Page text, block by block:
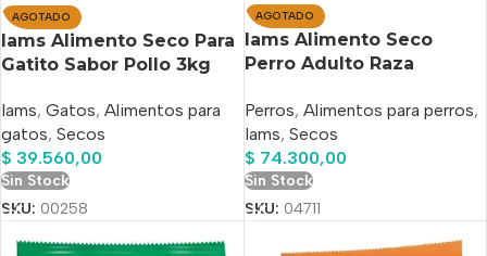
AGOTADO
Iams Alimento Seco Para
Gatito Sabor Pollo 3kg
Iams, Gatos, Alimentos para
gatos, Secos
$ 39.560,00
Sin Stock
SKU: 00258
AGOTADO
Iams Alimento Seco
Perro Adulto Raza
Perros, Alimentos para perros,
Iams, Secos
$ 74.300,00
Sin Stock
SKU: 04711